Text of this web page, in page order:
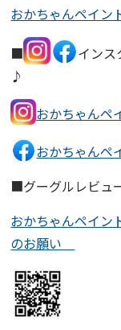
おかちゃんペイン
■
インス
♪
おかちゃんペ
おかちゃんペ
■グーグルレビュ
おかちゃんペイン
のお願い